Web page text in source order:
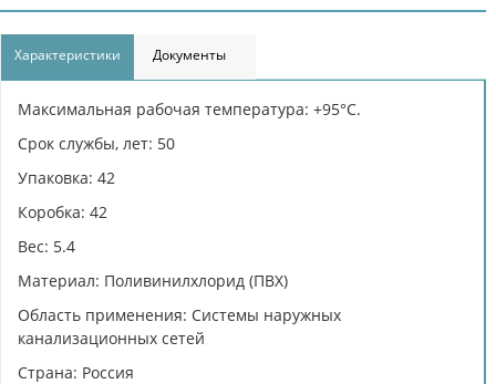
Характеристики Документы
Максимальная рабочая температура: +95°С.
Срок службы, лет: 50
Упаковка: 42
Коробка: 42
Вес: 5.4
Материал: Поливинилхлорид (ПВХ)
Область применения: Системы наружных
канализационных сетей
Страна: Россия